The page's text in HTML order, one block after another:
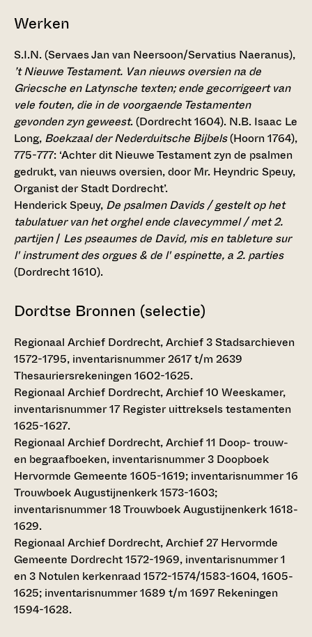
Werken
S.I.N. (Servaes Jan van Neersoon/Servatius Naeranus),
’t Nieuwe Testament. Van nieuws oversien na de
Griecsche en Latynsche texten; ende gecorrigeert van
vele fouten, die in de voorgaende Testamenten
gevonden zyn geweest. (Dordrecht 1604). N.B. Isaac Le
Long, Boekzaal der Nederduitsche Bijbels(Hoorn 1764),
775-777: ‘Achter dit Nieuwe Testament zyn de psalmen
gedrukt, van nieuws oversien, door Mr. Heyndric Speuy,
Organist der Stadt Dordrecht’.
Henderick Speuy, De psalmen Davids / gestelt op het
tabulatuer van het orghel ende clavecymmel / met 2.
partijen/ Les pseaumes de David, mis en tableture sur
l' instrument des orgues & de l' espinette, a 2. parties
(Dordrecht 1610).
Dordtse Bronnen (selectie)
Regionaal Archief Dordrecht, Archief 3 Stadsarchieven
1572-1795, inventarisnummer 2617 t/m 2639
Thesauriersrekeningen 1602-1625.
Regionaal Archief Dordrecht, Archief 10 Weeskamer,
inventarisnummer 17 Register uittreksels testamenten
1625-1627.
Regionaal Archief Dordrecht, Archief 11 Doop- trouw-
en begraafboeken, inventarisnummer 3 Doopboek
Hervormde Gemeente 1605-1619; inventarisnummer 16
Trouwboek Augustijnenkerk 1573-1603;
inventarisnummer 18 Trouwboek Augustijnenkerk 1618-
1629.
Regionaal Archief Dordrecht, Archief 27 Hervormde
Gemeente Dordrecht 1572-1969, inventarisnummer 1
en 3 Notulen kerkenraad 1572-1574/1583-1604, 1605-
1625; inventarisnummer 1689 t/m 1697 Rekeningen
1594-1628.